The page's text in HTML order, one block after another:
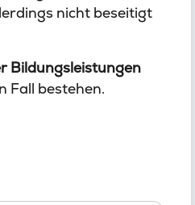
nicht beseitigt
Bildungsleistungen
Fall bestehen.